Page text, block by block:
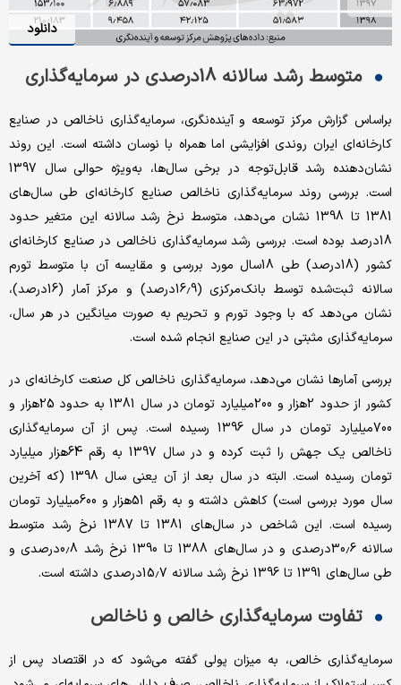
دانلود
متوسط رشد سالانه 18درصدی در سرمایه‌گذاری
براساس گزارش مرکز توسعه و آینده‌نگری، سرمایه‌گذاری ناخالص در صنایع
کارخانه‌‌‌ای ایران روندی افزایشی اما همراه با نوسان داشته است. این روند
نشان‌‌‌دهنده رشد قابل‌‌‌توجه در برخی سال‌ها، به‌‌‌ویژه حوالی سال 1397
است. بررسی روند سرمایه‌گذاری ناخالص صنایع کارخانه‌‌‌ای طی سال‌های
1381 تا 1398 نشان می‌دهد، متوسط نرخ رشد سالانه این متغیر حدود
18‌درصد بوده است. بررسی رشد سرمایه‌گذاری ناخالص در صنایع کارخانه‌‌‌ای
کشور (18درصد) طی 18سال مورد بررسی و مقایسه آن با متوسط تورم
سالانه ثبت‌شده توسط بانک‌مرکزی (16.9درصد) و مرکز آمار (16درصد)،
نشان می‌دهد که با وجود تورم و تحریم به صورت میانگین در هر سال،
سرمایه‌گذاری مثبتی در این صنایع انجام شده است.
بررسی آمارها نشان می‌دهد، سرمایه‌گذاری ناخالص کل صنعت کارخانه‌‌‌ای در
کشور از حدود 2‌هزار و 200میلیارد تومان در سال 1381 به حدود 25‌هزار و
700میلیارد تومان در سال 1396 رسیده است. پس از آن سرمایه‌گذاری
ناخالص یک جهش را ثبت کرده و در سال 1397 به رقم 64‌هزار میلیارد
تومان رسیده است. البته در سال بعد از آن یعنی سال 1398 (که آخرین
سال مورد بررسی است) کاهش داشته و به رقم 51‌هزار و 600میلیارد تومان
رسیده است. این شاخص در سال‌های 1381 تا 1387 نرخ رشد متوسط
سالانه 30.6درصدی و در سال‌های 1388 تا 1390 نرخ رشد 0.8درصدی و
طی سال‌های 1391 تا 1396 نرخ رشد سالانه 15.7درصدی داشته است.
تفاوت سرمایه‌گذاری خالص و ناخالص
سرمایه‌گذاری خالص، به میزان پولی گفته می‌شود که در اقتصاد پس از